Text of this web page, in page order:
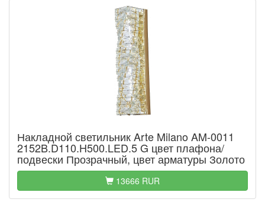
Накладной светильник Arte Milano AM-0011
2152B.D110.H500.LED.5 G цвет плафона/
подвески Прозрачный, цвет арматуры Золото
13666 RUR